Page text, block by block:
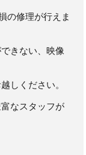
の修理が行えま
きない、映像
しください。
なスタッフが